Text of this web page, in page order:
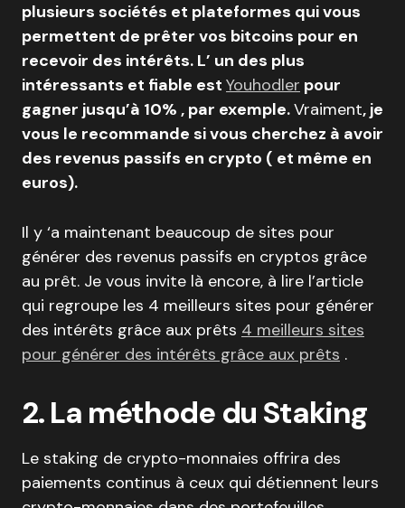
plusieurs sociétés et plateformes qui vous
permettent de prêter vos bitcoins pour en
recevoir des intérêts. L’ un des plus
intéressants et fiable est Youhodler pour
gagner jusqu’à 10% , par exemple.Vraiment, je
vous le recommande si vous cherchez à avoir
des revenus passifs en crypto ( et même en
euros).
Il y ‘a maintenant beaucoup de sites pour
générer des revenus passifs en cryptos grâce
au prêt. Je vous invite là encore, à lire l’article
qui regroupe les 4 meilleurs sites pour générer
des intérêts grâce aux prêts 4 meilleurs sites
pour générer des intérêts grâce aux prêts .
2. La méthode du Staking
Le staking de crypto-monnaies offrira des
paiements continus à ceux qui détiennent leurs